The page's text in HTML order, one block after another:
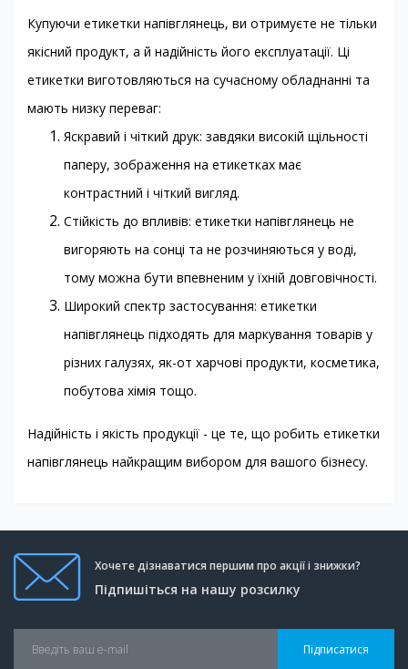
Купуючи етикетки напівглянець, ви отримуєте не тільки
якісний продукт, а й надійність його експлуатації. Ці
етикетки виготовляються на сучасному обладнанні та
мають низку переваг:
Яскравий і чіткий друк: завдяки високій щільності
паперу, зображення на етикетках має
контрастний і чіткий вигляд.
Стійкість до впливів: етикетки напівглянець не
вигоряють на сонці та не розчиняються у воді,
тому можна бути впевненим у їхній довговічності.
Широкий спектр застосування: етикетки
напівглянець підходять для маркування товарів у
різних галузях, як-от харчові продукти, косметика,
побутова хімія тощо.
Надійність і якість продукції - це те, що робить етикетки
напівглянець найкращим вибором для вашого бізнесу.
Хочете дізнаватися першим про акції і знижки?
Підпишіться на нашу розсилку
Підписатися